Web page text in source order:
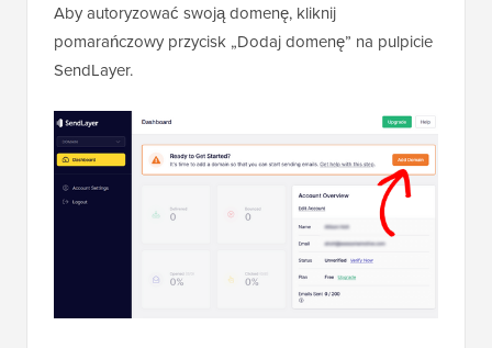
Aby autoryzować swoją domenę, kliknij
pomarańczowy przycisk „Dodaj domenę” na pulpicie
SendLayer.